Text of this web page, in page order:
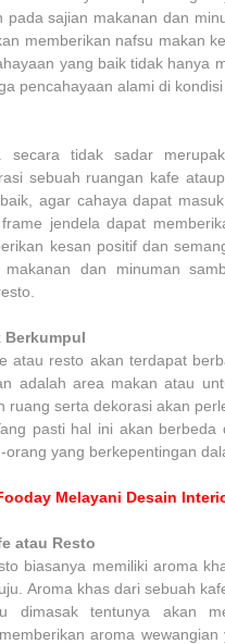
pada sajian makanan dan
memberikan nafsu makan
yang baik tidak hanya
pencahayaan alami di kondisi
secara tidak sadar
sebuah ruangan kafe
agar cahaya dapat
jendela dapat
kesan positif dan
makanan dan minuman
Berkumpul
atau resto akan terdapat
adalah area makan atau
ruang serta dekorasi akan
pasti hal ini akan
yang berkepentingan
Melayani Desain
atau Resto
biasanya memiliki aroma
Aroma khas dari sebuah
dimasak tentunya akan
aroma